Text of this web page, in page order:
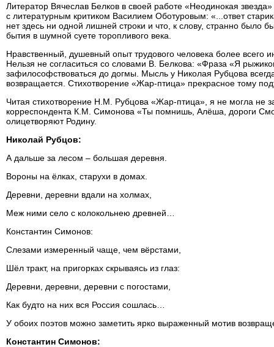
Литератор Вячеслав Белков в своей работе «Неодинокая
с литературным критиком Василием Оботуровым: «...ответ
нет здесь ни одной лишней строки и что, к слову, странно было
бытия в шумной суете торопливого века.
Нравственный, душевный опыт трудового человека более
Нельзя не согласиться со словами В. Белкова: «Фраза «Я
зафилософствоваться до догмы. Мысль у Николая Рубцова
возвращается. Стихотворение «Жар-птица» прекрасное тому
Читая стихотворение Н.М. Рубцова «Жар-птица», я не могла не
корреспондента К.М. Симонова «Ты помнишь, Алёша, дороги
олицетворяют Родину.
Николай Рубцов:
А дальше за лесом – большая деревня.
Вороны на ёлках, старухи в домах.
Деревни, деревни вдали на холмах,
Меж ними село с колокольнею древней…
Константин Симонов:
Слезами измеренный чаще, чем вёрстами,
Шёл тракт, на пригорках скрываясь из глаз:
Деревни, деревни, деревни с погостами,
Как будто на них вся Россия сошлась…
У обоих поэтов можно заметить ярко выраженный мотив
Константин Симонов: